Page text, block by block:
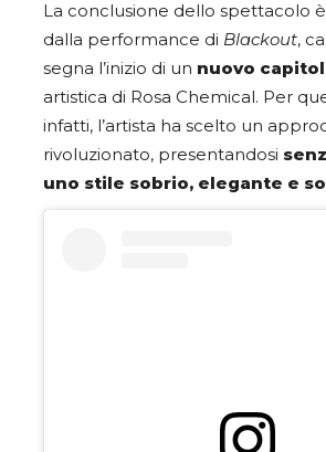
La conclusione dello spettacolo
dalla performance di Blackout,
segna l’inizio di un nuovo
artistica di Rosa Chemical. Per
infatti, l’artista ha scelto un
rivoluzionato, presentandosi
uno stile sobrio, elegante e